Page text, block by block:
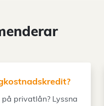
privatlån? Lyssna